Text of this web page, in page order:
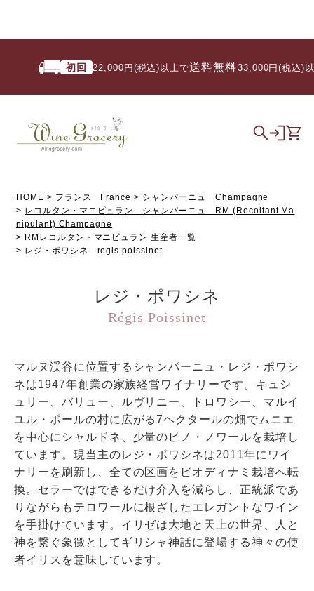
初回 22,000円(税込)以上で送料無料/ 33,000円(税込)以
HOME フランス France
シャンパーニュ Champagne
レコルタン・マニピュラン シャンパーニュ RM (Recoltant Ma
nipulant) Champagne
RMレコルタン・マニピュラン 生産者一覧
レジ・ポワシネ regis poissinet
レジ・ポワシネ
Régis Poissinet
マルヌ渓谷に位置するシャンパーニュ・レジ・ポワシ
ネは1947年創業の家族経営ワイナリーです。キュシ
ュリー、バリュー、ルヴリニー、トロワシー、マルイ
ユル・ポールの村に広がる7ヘクタールの畑でムニエ
を中心にシャルドネ、少量のピノ・ノワールを栽培し
ています。現当主のレジ・ポワシネは2011年にワイ
ナリーを刷新し、全ての区画をビオディナミ栽培へ転
換。セラーではできるだけ介入を減らし、正統派であ
りながらもテロワールに根ざしたエレガントなワイン
を手掛けています。イリゼは大地と天上の世界、人と
神を繋ぐ象徴としてギリシャ神話に登場する神々の使
者イリスを意味しています。